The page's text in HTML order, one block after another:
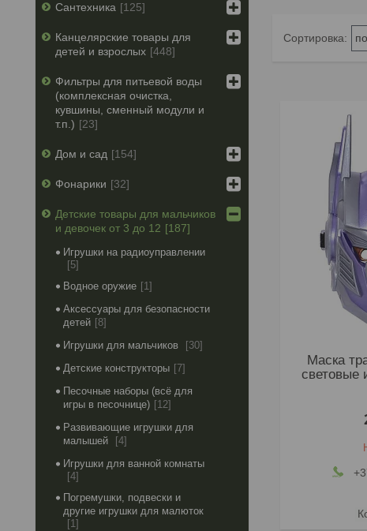
Маска
световые
Сантехника 125
Канцелярские товары для
детей и взрослых 448
Фильтры для питьевой воды
(комплексная очистка,
кувшины, сменный модули и
т.п.)
23
Дом и сад 154
Фонарики 32
Детские товары для мальчиков
и девочек от 3 до 12
187
Игрушки на радиоуправлении
5
Водное оружие
1
Аксессуары для безопасности
детей 8
Игрушки для мальчиков
30
Детские конструкторы
7
Песочные наборы (всё для
игры в песочнице)
12
Развивающие игрушки для
малышей
4
Игрушки для ванной комнаты
4
Погремушки, подвески и
другие игрушки для малюток
1